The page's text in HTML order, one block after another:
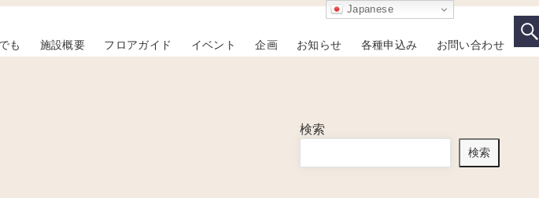
も 施設概要 フロアガイド イベント 企画 お知らせ 各種申込み お問い合わせ
検索
検索
Japanese